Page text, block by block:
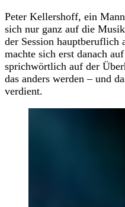
Peter Kellershoff, ein
sich nur ganz auf die
der Session
machte sich erst danach
sprichwörtlich auf der
das anders werden – und
verdient.